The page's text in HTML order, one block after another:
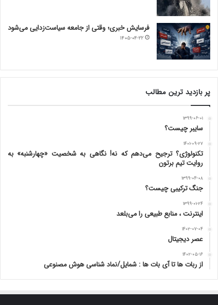
فرسایش خبری؛ وقتی از جامعه سیاست‌زدایی می‌شود
۱۴۰۵-۰۴-۲۲
پر بازدید ترین مطالب
۱۳۹۹-۰۶-۰۱
سایبر چیست؟
۱۴۰۱-۰۹-۲۷
تکنولوژی؟ ترجیح می‌دهم که نه! نگاهی به شخصیت «چهارشنبه» به
روایت تیم برتون
۱۳۹۹-۰۴-۰۸
جنگ ترکیبی چیست؟
۱۳۹۹-۰۱-۲۴
اینترنت ، منابع طبیعی را می‌بلعد
۱۴۰۲-۰۷-۰۴
عصر دیجیتال
۱۴۰۲-۰۵-۱۶
از ربات ها تا آی بات ها : شمایل/نماد شناسی هوش مصنوعی